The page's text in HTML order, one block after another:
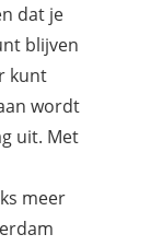
dat je
blijven
kunt
wordt
uit. Met
meer